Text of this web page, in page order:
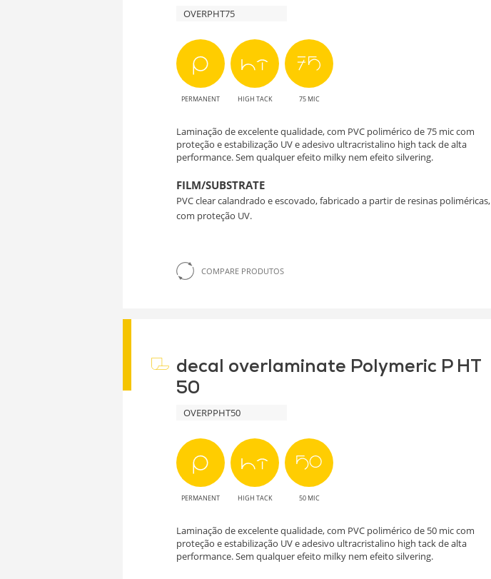
OVERPHT75
PERMANENT HIGH TACK 75 MIC
Laminação de excelente qualidade, com PVC polimérico de 75 mic com
proteção e estabilização UV e adesivo ultracristalino high tack de alta
performance. Sem qualquer efeito milky nem efeito silvering.
FILM/SUBSTRATE
PVC clear calandrado e escovado, fabricado a partir de resinas poliméricas,
com proteção UV.
COMPARE PRODUTOS
decal overlaminate Polymeric P HT
50
OVERPPHT50
PERMANENT HIGH TACK 50 MIC
Laminação de excelente qualidade, com PVC polimérico de 50 mic com
proteção e estabilização UV e adesivo ultracristalino high tack de alta
performance. Sem qualquer efeito milky nem efeito silvering.